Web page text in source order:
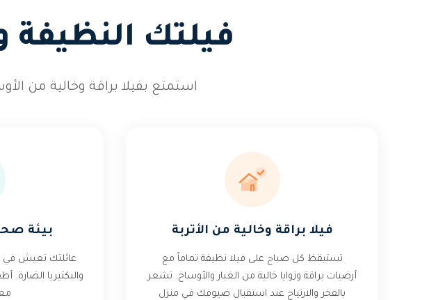
فيلتك
استمتع بفيلا براقة وخالية من
فيلا براقة وخالية من الأتربة
تستيقظ كل صباح على فيلا نظيفة تماماً مع
أرضيات براقة وزوايا خالية من الغبار والأوساخ. تشعر
بالفخر والارتياح عند استقبال ضيوفك في منزل
بيئة
عائلتك تعيش في
والبكتيريا الضارة.